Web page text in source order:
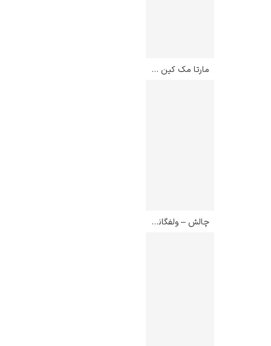
مارتا مک کین – ادوارد هاپر
چالش – ولفگانگ لتل